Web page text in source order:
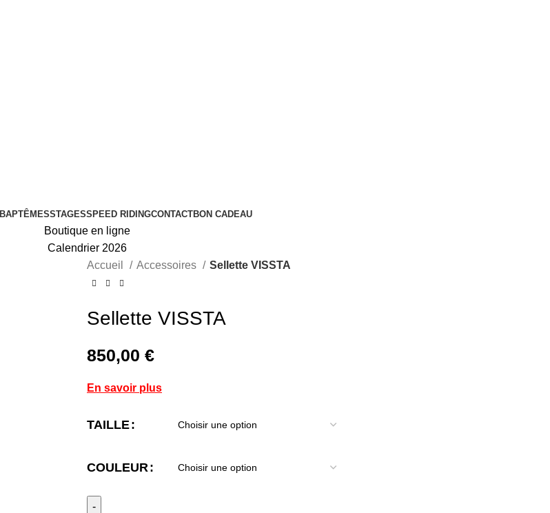
BAPTÊMESSTAGESSPEED RIDINGCONTACTBON CADEAU
Boutique en ligne
Calendrier 2026
Accueil Accessoires Sellette VISSTA
Sellette VISSTA
850,00 €
En savoir plus
TAILLE
COULEUR